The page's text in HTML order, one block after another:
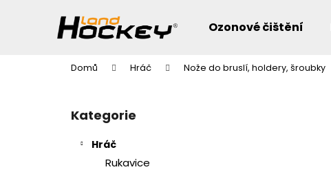
Ozonové čištění
Domů Hráč Nože do bruslí, holdery, šroubky
Přeskočit
kategorie
Kategorie
Hráč
Rukavice
Zpět
obchodu
Zpět
obchodu